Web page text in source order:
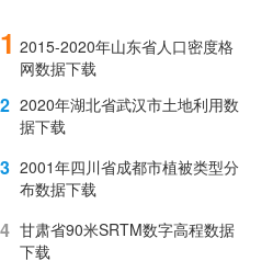
1 2015-2020年山东省人口密度格
网数据下载
2 2020年湖北省武汉市土地利用数
据下载
3 2001年四川省成都市植被类型分
布数据下载
4 甘肃省90米SRTM数字高程数据
下载